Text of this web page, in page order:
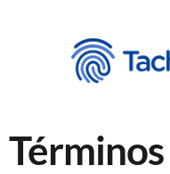
Términos